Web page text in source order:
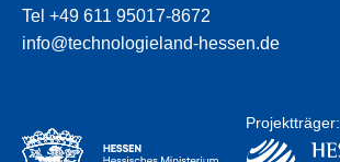
Tel +49 611 95017-8672
info@technologieland-hessen.de
Projektträger: